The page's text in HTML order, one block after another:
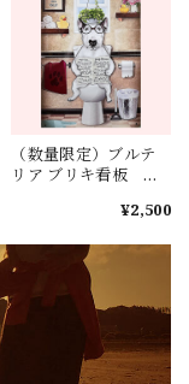
（数量限定）ブルテ
リア ブリキ看板
¥2,500